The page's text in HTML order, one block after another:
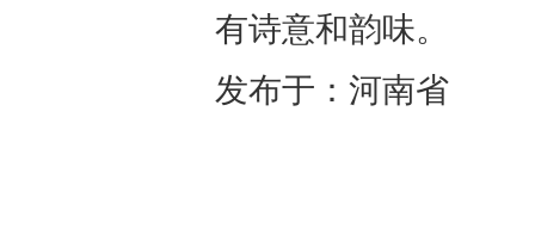
有诗意和韵味。
发布于：河南省